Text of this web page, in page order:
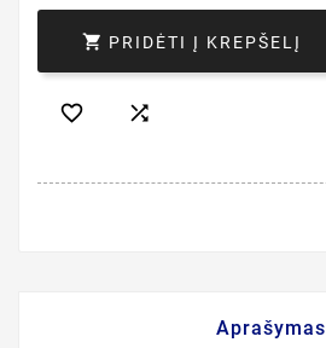
 PRIDĖTI Į KREPŠELĮ
 
Aprašymas